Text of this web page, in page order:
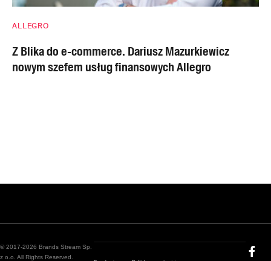
ALLEGRO
Z Blika do e-commerce. Dariusz Mazurkiewicz
nowym szefem usług finansowych Allegro
© 2017-2026 Brands Stream Sp.
z o.o. All Rights Reserved.